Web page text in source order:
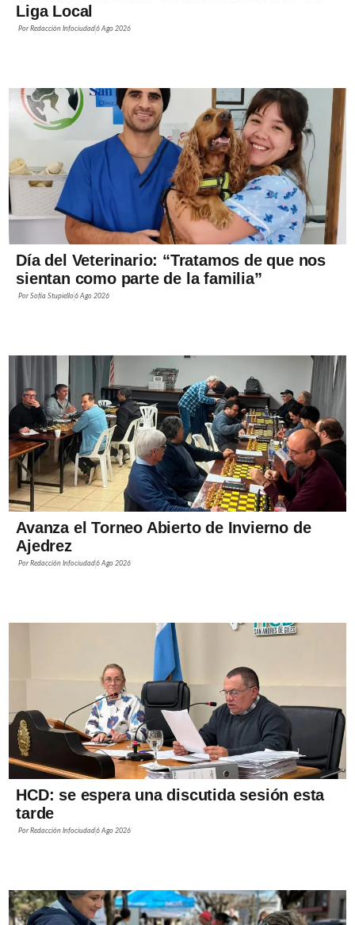
Liga Local
PorRedacción Infociudad6 Ago 2026
Día del Veterinario: “Tratamos de que nos
sientan como parte de la familia”
PorSofía Stupiello6 Ago 2026
Avanza el Torneo Abierto de Invierno de
Ajedrez
PorRedacción Infociudad6 Ago 2026
HCD: se espera una discutida sesión esta
tarde
PorRedacción Infociudad6 Ago 2026